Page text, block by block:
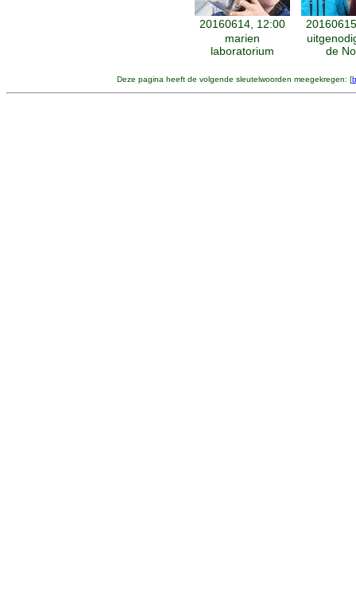
20160614, 12:00
marien
laboratorium
de
Deze pagina heeft de volgende sleutelwoorden meegekregen: [